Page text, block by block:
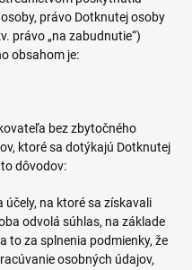
právo Dotknutej osoby
právo „na zabudnutie“)
obsahom je:
bez zbytočného
ktoré sa dotýkajú Dotknutej
dôvodov:
účely, na ktoré sa získavali
odvolá súhlas, na základe
to za splnenia podmienky, že
osobných údajov,